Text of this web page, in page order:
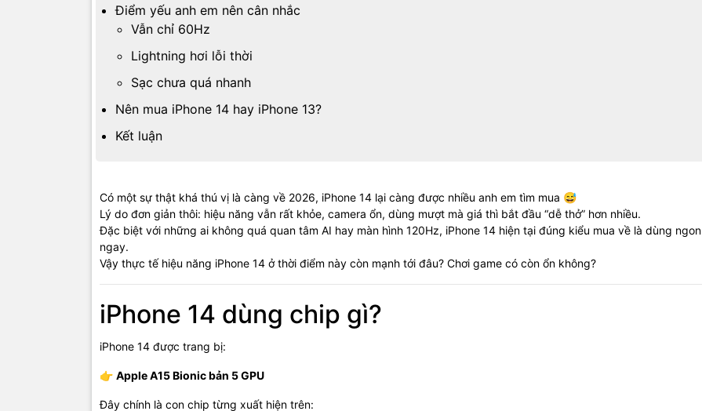
Điểm yếu anh em nên cân nhắc
Vẫn chỉ 60Hz
Lightning hơi lỗi thời
Sạc chưa quá nhanh
Nên mua iPhone 14 hay iPhone 13?
Kết luận
Có một sự thật khá thú vị là càng về 2026, iPhone 14 lại càng được nhiều anh em tìm mua 😅
Lý do đơn giản thôi: hiệu năng vẫn rất khỏe, camera ổn, dùng mượt mà giá thì bắt đầu “dễ thở” hơn nhiều.
Đặc biệt với những ai không quá quan tâm AI hay màn hình 120Hz, iPhone 14 hiện tại đúng kiểu mua về là dùng ngon
ngay.
Vậy thực tế hiệu năng iPhone 14 ở thời điểm này còn mạnh tới đâu? Chơi game có còn ổn không?
iPhone 14 dùng chip gì?
iPhone 14 được trang bị:
👉 Apple A15 Bionic bản 5 GPU
Đây chính là con chip từng xuất hiện trên: